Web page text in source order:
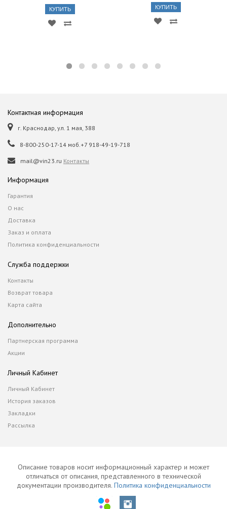
КУПИТЬ КУПИТЬ
Контактная информация
г. Краснодар, ул. 1 мая, 388
8-800-250-17-14 моб.+7 918-49-19-718
mail@vin23.ru Контакты
Информация
Гарантия
О нас
Доставка
Заказ и оплата
Политика конфиденциальности
Служба поддержки
Контакты
Возврат товара
Карта сайта
Дополнительно
Партнерская программа
Акции
Личный Кабинет
Личный Кабинет
История заказов
Закладки
Рассылка
Описание товаров носит информационный характер и может
отличаться от описания, представленного в технической
документации производителя. Политика конфиденциальности